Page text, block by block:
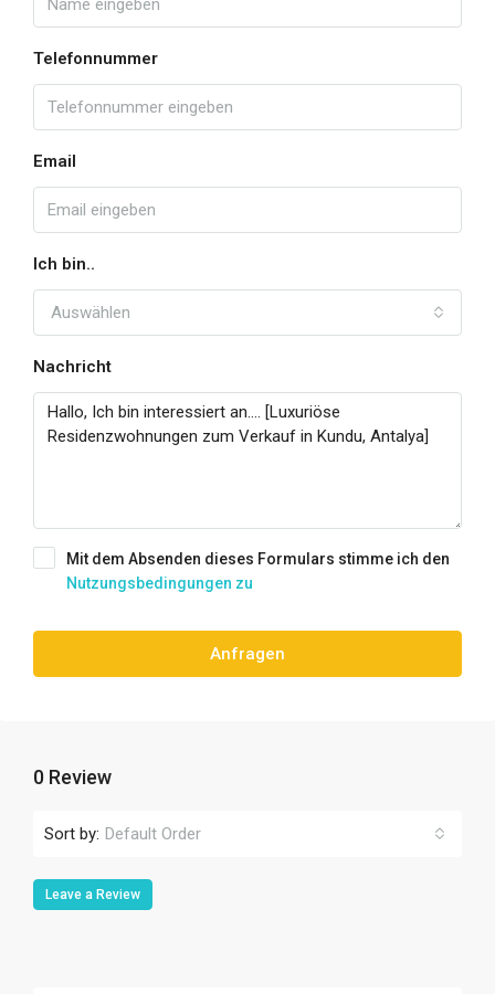
Telefonnummer
Email
Ich bin..
Auswählen
Nachricht
Mit dem Absenden dieses Formulars stimme ich den
Nutzungsbedingungen zu
Anfragen
0 Review
Sort by: Default Order
Leave a Review